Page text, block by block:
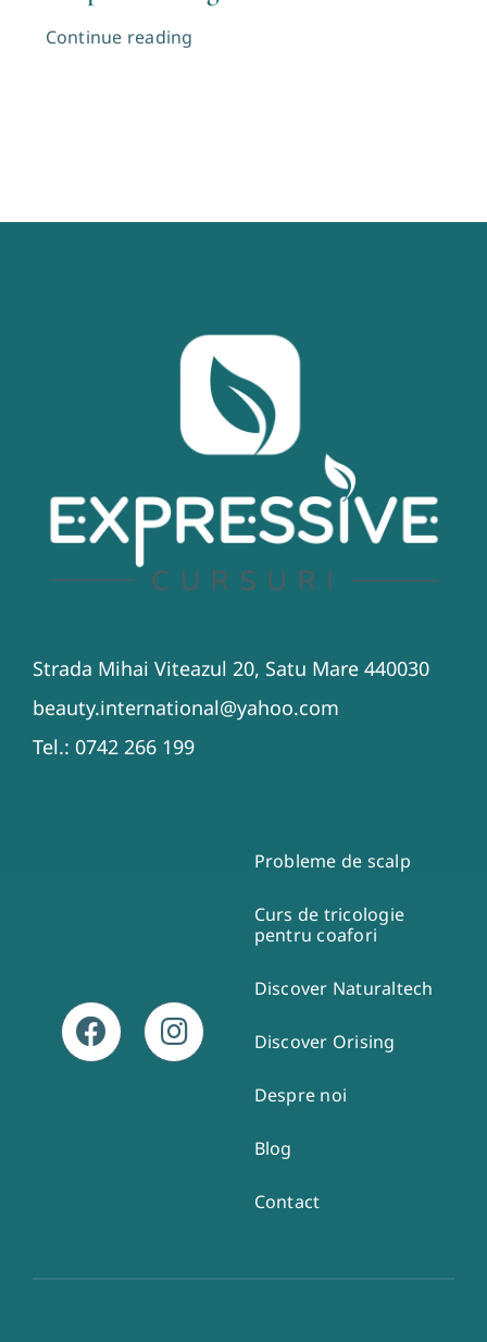
Continue reading
Strada Mihai Viteazul 20, Satu Mare 440030
beauty.international@yahoo.com
Tel.: 0742 266 199
Probleme de scalp
Curs de tricologie
pentru coafori
Discover Naturaltech
Discover Orising
Despre noi
Blog
Contact